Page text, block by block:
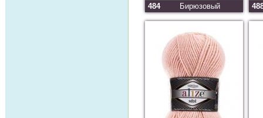
484 Бирюзовый